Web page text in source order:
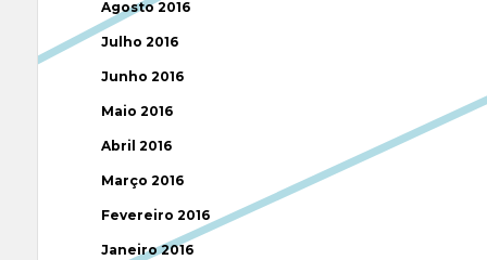
Agosto 2016
Julho 2016
Junho 2016
Maio 2016
Abril 2016
Março 2016
Fevereiro 2016
Janeiro 2016